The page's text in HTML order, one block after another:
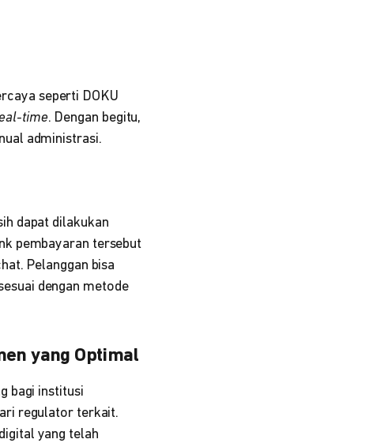
seperti DOKU
time. Dengan begitu,
administrasi.
dapat dilakukan
pembayaran tersebut
Pelanggan bisa
dengan metode
yang Optimal
bagi institusi
regulator terkait.
yang telah